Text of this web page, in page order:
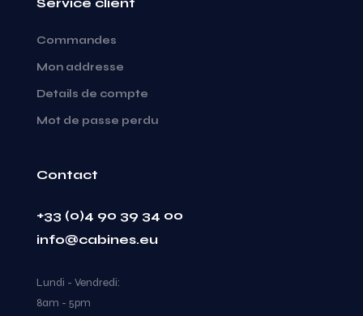
Commandes
Mon addresse
Details de compte
Mot de passe perdu
Contact
+33 (0)4 90 39 34 00
info@cabines.eu
Lundi - Vendredi:
8am - 5pm